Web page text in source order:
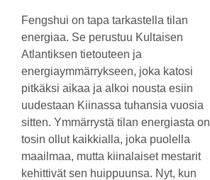
Fengshui on tapa tarkastella tilan
energiaa. Se perustuu Kultaisen
Atlantiksen tietouteen ja
energiaymmärrykseen, joka katosi
pitkäksi aikaa ja alkoi nousta esiin
uudestaan Kiinassa tuhansia vuosia
sitten. Ymmärrystä tilan energiasta on
tosin ollut kaikkialla, joka puolella
maailmaa, mutta kiinalaiset mestarit
kehittivät sen huippuunsa. Nyt, kun